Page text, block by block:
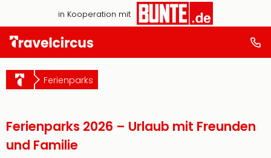
in Kooperation mit
Ferienparks
Ferienparks 2026 – Urlaub mit Freunden
und Familie